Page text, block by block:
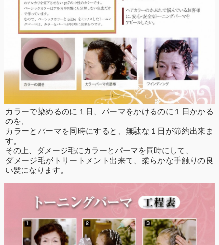
カラーで染めるのに１日、パーマをかけるのに１日かかる
のを、
カラーとパーマを同時にすると、無駄な１日が節約出来ま
す。
その上、ダメージ毛にカラーとパーマを同時にして、
ダメージ毛がトリートメント出来て、柔らかな手触りの良
い髪になります。